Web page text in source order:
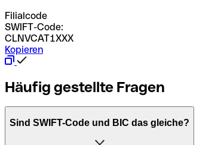
Filialcode
SWIFT-Code:
CLNVCAT1XXX
Kopieren
Häufig gestellte Fragen
Sind SWIFT-Code und BIC das gleiche?